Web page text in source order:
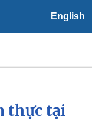
English
thực tại